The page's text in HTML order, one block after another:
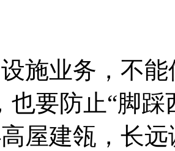
施业务，不
也要防止“脚
屋建瓴，长